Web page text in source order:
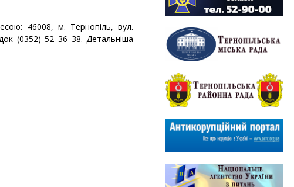
46008, м. Тернопіль, вул.
(0352) 52 36 38. Детальніша